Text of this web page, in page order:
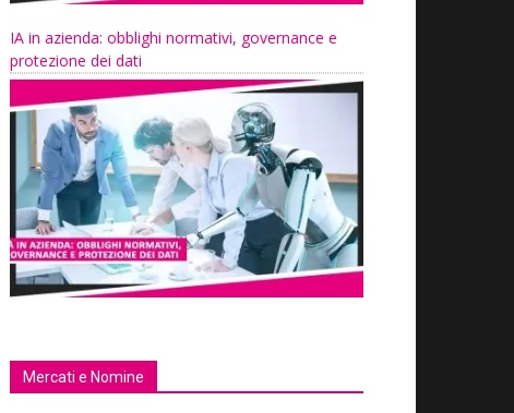
IA in azienda: obblighi normativi, governance e
protezione dei dati
Mercati e Nomine